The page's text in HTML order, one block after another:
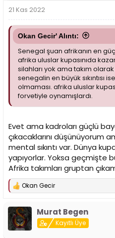
:
21 Kas 2022
Okan Gecir' Alıntı:
Senegal şuan afrikanın en
afrika uluslar kupasınıda
silahları yok ama takım
senegalin en büyük sıkıntısı
olmaması. afrika uluslar
forvetiyle oynamışlardı.
Evet ama kadroları güçlü
çıkacaklarını düşünüyorum
mental sıkıntı var. Dünya
yapıyorlar. Yoksa geçmişte
Afrika takımları gruptan
T
p
k
i
l
Okan Gecir
Murat Begen
Kayıtlı Üye